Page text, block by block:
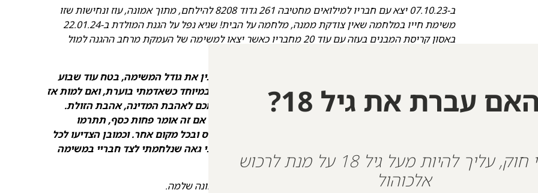
ב-07.10.23 יצא עם חבריו למילואים מחטיבה 261 גדוד 8208 להילחם, מתוך אמונה, עוז ונחישות שזו
משימת חייו במלחמה שאין צודקת ממנה, מלחמה על הבית! שגיא נפל על הגנת המולדת ב-22.01.24
באסון קריסת המבנים בעזה עם עוד 20 מחבריו כאשר יצאו למשימה של העמקת מרחב ההגנה למול
אני מבין את גודל המשימה, בטח עוד שבוע
שבועיים נהיה ברצועה מורעלים לכניסה, ואין לי ארץ אחרת במיוחד כשאדמתי בוערת, ואם למות אז
על הגנת המולדת. אנשים יקרים זו הצוואה שלי: הקדישו עצמכם לאהבת המדינה, אהבת הזולת.
תהיו אחד למען השני והחברה שלנו תהיה טובה יותר. כן, גם אם זה אומר פחות כסף, תתרמו
מעצמכם לחלשים, אל תפחדו לאהוב, לעזור לזקן/ה באוטובוס ובכל מקום אחר. וכמובן הצדיעו לכל
דגל ישראל שתראו בדרך. עם כל הצער שבדבר הגיע תורי. אני גאה שנלחמתי לצד חבריי במשימה
הכל כך חשובה הזאת. שלכם לעד שגיא".
שגיא היה לוחם אמיץ שהגן על המולדת והעם שכל כך אהב באמונה שלמה.
עברת את גיל 18?
על פי חוק, עליך להיות מעל גיל 18 על מנת לרכוש
אלכוהול